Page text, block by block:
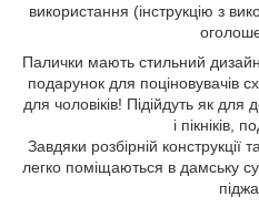
використання (інструкцію з
Палички мають стильний
подарунок для поціновувачів
для чоловіків! Підійдуть як
і пікніків,
Завдяки розбірній конструкції
легко поміщаються в дамську